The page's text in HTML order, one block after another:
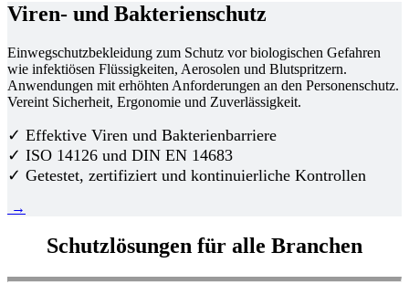
Viren- und Bakterienschutz
Einwegschutzbekleidung zum Schutz vor biologischen Gefahren
wie infektiösen Flüssigkeiten, Aerosolen und Blutspritzern.
Anwendungen mit erhöhten Anforderungen an den Personenschutz.
Vereint Sicherheit, Ergonomie und Zuverlässigkeit.
✓ Effektive Viren und Bakterienbarriere
✓ ISO 14126 und DIN EN 14683
✓ Getestet, zertifiziert und kontinuierliche Kontrollen
→
Schutzlösungen für alle Branchen